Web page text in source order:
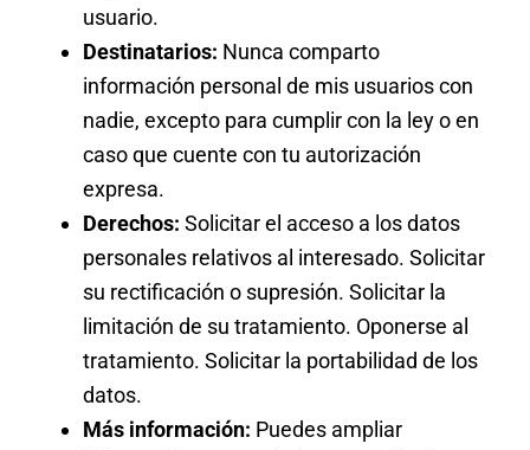
usuario.
Destinatarios: Nunca comparto
información personal de mis usuarios con
nadie, excepto para cumplir con la ley o en
caso que cuente con tu autorización
expresa.
Derechos: Solicitar el acceso a los datos
personales relativos al interesado. Solicitar
su rectificación o supresión. Solicitar la
limitación de su tratamiento. Oponerse al
tratamiento. Solicitar la portabilidad de los
datos.
Más información: Puedes ampliar